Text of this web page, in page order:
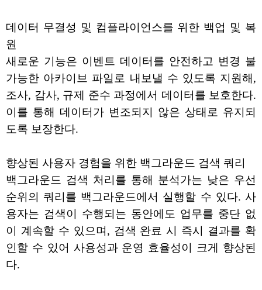
데이터 무결성 및 컴플라이언스를 위한 백업 및 복
원
새로운 기능은 이벤트 데이터를 안전하고 변경 불
가능한 아카이브 파일로 내보낼 수 있도록 지원해,
조사, 감사, 규제 준수 과정에서 데이터를 보호한다.
이를 통해 데이터가 변조되지 않은 상태로 유지되
도록 보장한다.
향상된 사용자 경험을 위한 백그라운드 검색 쿼리
백그라운드 검색 처리를 통해 분석가는 낮은 우선
순위의 쿼리를 백그라운드에서 실행할 수 있다. 사
용자는 검색이 수행되는 동안에도 업무를 중단 없
이 계속할 수 있으며, 검색 완료 시 즉시 결과를 확
인할 수 있어 사용성과 운영 효율성이 크게 향상된
다.